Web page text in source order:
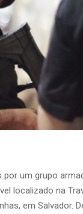
um grupo
localizado na
em Salvador.